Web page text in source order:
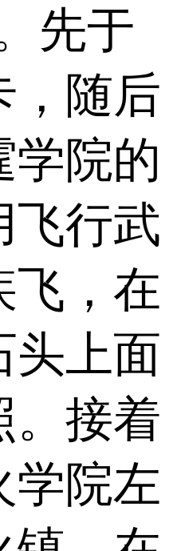
先于
，随后
学院的
飞行武
飞，在
头上面
。接着
学院左